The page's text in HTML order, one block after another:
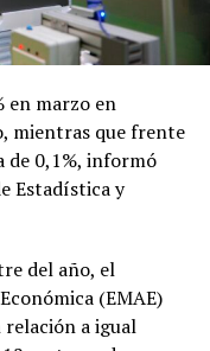
en marzo en
mientras que frente
de 0,1%, informó
Estadística y
del año, el
(EMAE)
a igual